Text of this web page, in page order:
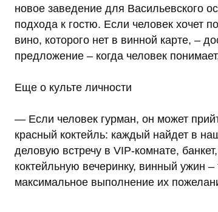
новое заведение для Васильевского
подхода к гостю. Если человек хочет
вино, которого нет в винной карте, –
предложение – когда человек
Еще о культе личности
— Если человек гурман, он может
красный коктейль: каждый найдет в
деловую встречу в VIP-комнате,
коктейльную вечеринку, винный ужин
максимальное выполнение их